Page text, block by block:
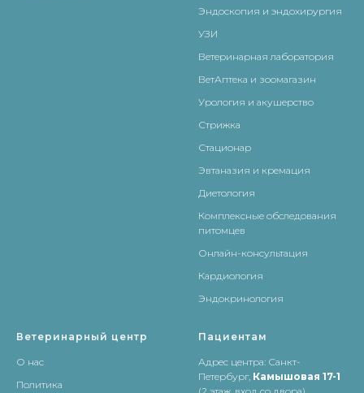
Эндоскопия и эндохирургия
УЗИ
Ветеринарная лаборатория
ВетАптека и зоомагазин
Урология и акушерство
Стрижка
Стационар
Эвтаназия и кремация
Диетология
Комплексные обследования
питомцев
Онлайн-консультация
Кардиология
Эндокринология
Ветеринарный центр
О нас
Политика
Пациентам
Адрес центра: Санкт-
Петербург, Камышовая 17-1